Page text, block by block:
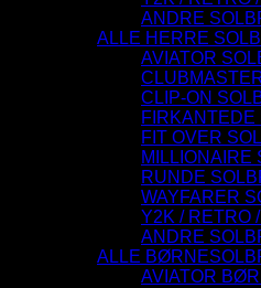
ANDRE
ALLE HERRE
AVIATOR
CLIP-ON
FIRKANTEDE
FIT OVER
MILLIONAIRE
RUNDE
WAYFARER
Y2K / RETRO
ANDRE
ALLE
AVIATOR